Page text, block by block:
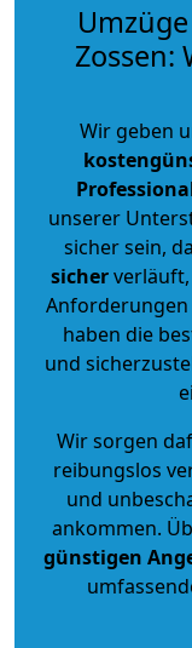
Zossen:
Wir geben
unserer
sicher sein,
sicherverläuft,
haben die
und
Wir sorgen
reibungslos
und
ankommen.
günstigen